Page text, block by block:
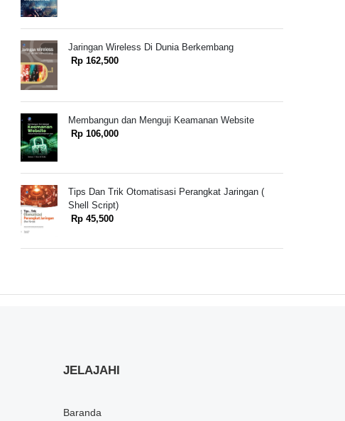
Jaringan Wireless Di Dunia Berkembang
Rp 162,500
Membangun dan Menguji Keamanan Website
Rp 106,000
Tips Dan Trik Otomatisasi Perangkat Jaringan (
Shell Script)
Rp 45,500
JELAJAHI
Baranda